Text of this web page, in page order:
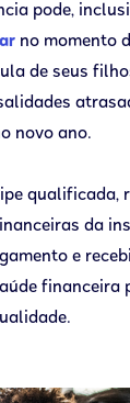
pode,
no momento
de seus
novo ano.
qualificada,
da
e
financeira